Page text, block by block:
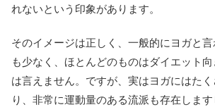
れないという印象があります。
そのイメージは正しく、一般的にヨガと
も少なく、ほとんどのものはダイエット
は言えません。ですが、実はヨガにはた
り、非常に運動量のある流派も存在しま